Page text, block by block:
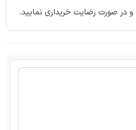
و در صورت رضایت خریداری نمایید.